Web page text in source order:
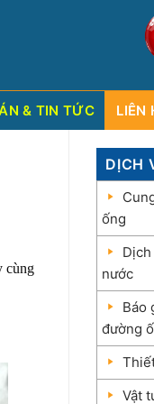
& TIN TỨC LIÊN
cùng
DỊCH
ống
nước
Báo
đường
Vật